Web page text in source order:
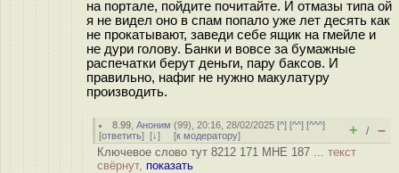
на портале, пойдите почитайте. И отмазы типа ой
я не видел оно в спам попало уже лет десять как
не прокатывают, заведи себе ящик на гмейле и
не дури голову. Банки и вовсе за бумажные
распечатки берут деньги, пару баксов. И
правильно, нафиг не нужно макулатуру
производить.
8.99 ,Аноним (99), 20:16, 28/02/2025 [^] [^^] [^^^]
[ответить] [↓] [к модератору] + / –
Ключевое слово тут 8212 171 МНЕ 187 ... текст
свёрнут, показать